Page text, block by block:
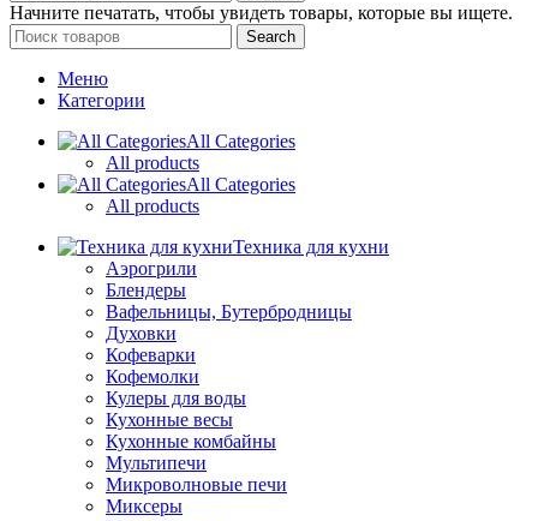
Начните печатать, чтобы увидеть товары, которые вы ищете.
Search
Меню
Категории
All Categories
All products
All Categories
All products
Техника для кухни
Аэрогрили
Блендеры
Вафельницы, Бутербродницы
Духовки
Кофеварки
Кофемолки
Кулеры для воды
Кухонные весы
Кухонные комбайны
Мультипечи
Микроволновые печи
Миксеры